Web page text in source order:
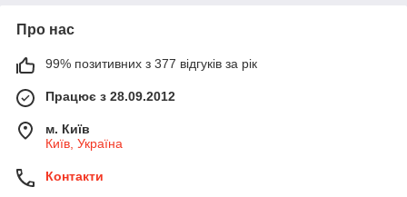
Про нас
99% позитивних з 377 відгуків за рік
Працює з 28.09.2012
м. Київ
Київ, Україна
Контакти